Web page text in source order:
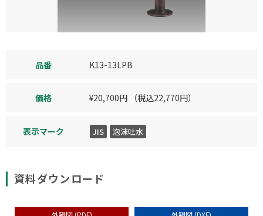
品番 K13-13LPB
価格 ¥20,700円 （税込22,770円）
表示マーク JIS 泡沫吐水
資料ダウンロード